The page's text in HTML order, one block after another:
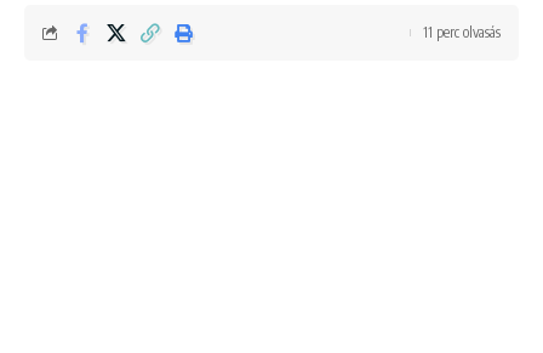
11 perc olvasás